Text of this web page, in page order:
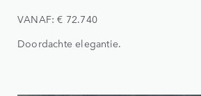
VANAF: € 72.740
Doordachte elegantie.